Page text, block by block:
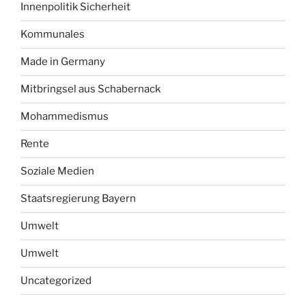
Innenpolitik Sicherheit
Kommunales
Made in Germany
Mitbringsel aus Schabernack
Mohammedismus
Rente
Soziale Medien
Staatsregierung Bayern
Umwelt
Umwelt
Uncategorized